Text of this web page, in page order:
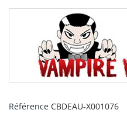
Référence CBDEAU-X001076